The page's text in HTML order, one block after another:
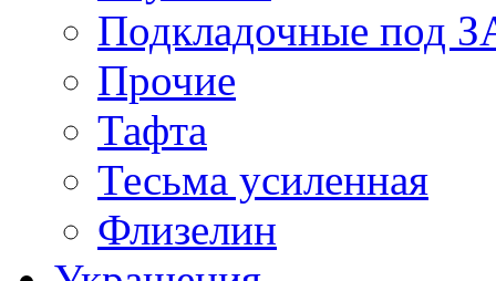
Подкладочные под
Прочие
Тафта
Тесьма усиленная
Флизелин